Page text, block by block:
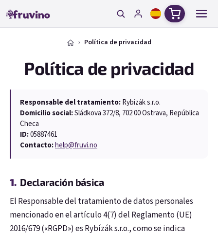
Cesta de la
Política de privacidad
Política de privacidad
Responsable del tratamiento:Rybízák s.r.o.
Domicilio social:Sládkova 372/8, 702 00 Ostrava, República
Checa
ID:05887461
Contacto:help@fruvi.no
Declaración básica
El Responsable del tratamiento de datos personales
mencionado en el artículo 4(7) del Reglamento (UE)
2016/679 («RGPD») es Rybízák s.r.o., como se indica